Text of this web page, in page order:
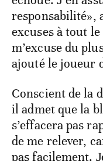
responsabilité»,
excuses à tout
m’excuse du
ajouté le joueur
Conscient de la
il admet que la
s’effacera pas
de me relever,
pas facilement.